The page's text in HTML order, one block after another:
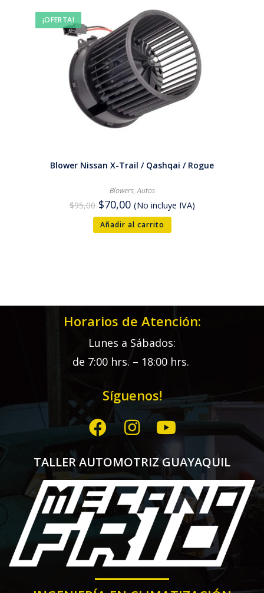
¡OFERTA!
Blower Nissan X-Trail / Qashqai / Rogue
Blowers,Autos
$95,00 $70,00 (No incluye IVA)
Añadir al carrito
Horarios de Atención:
Lunes a Sábados:
de 7:00 hrs. – 18:00 hrs.
Síguenos!
TALLER AUTOMOTRIZ GUAYAQUIL